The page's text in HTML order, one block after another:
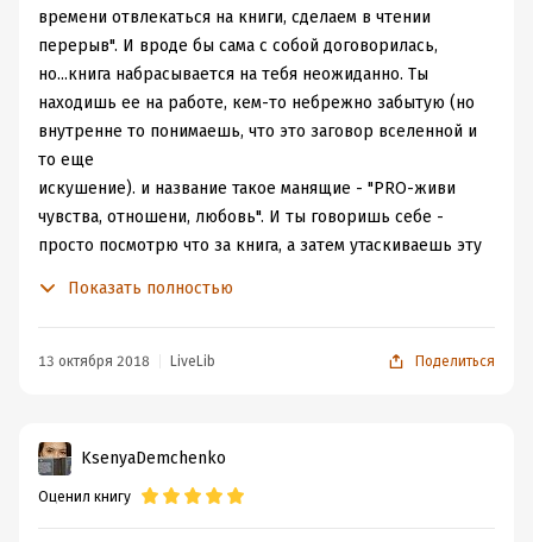
времени отвлекаться на книги, сделаем в чтении
перерыв". И вроде бы сама с собой договорилась,
но...книга набрасывается на тебя неожиданно. Ты
находишь ее на работе, кем-то небрежно забытую (но
внутренне то понимаешь, что это заговор вселенной и
то еще
искушение). и название такое манящие - "PRO-живи
чувства, отношени, любовь". И ты говоришь себе -
просто посмотрю что за книга, а затем утаскиваешь эту
ней, о детских травмах и чудесах психологического
Описываются реальные консультации и то, как
мастерски психолог находит суть, момент застревания
или
Показать полностью
13 октября 2018 LiveLib Поделиться
KsenyaDemchenko
Оценил книгу